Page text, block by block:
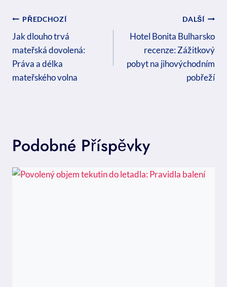
Navigace
Pro
Příspěvek
PŘEDCHOZÍ
Jak dlouho trvá
mateřská dovolená:
Práva a délka
mateřského volna
DALŠÍ
Hotel Bonita Bulharsko
recenze: Zážitkový
pobyt na jihovýchodním
pobřeží
Podobné Příspěvky